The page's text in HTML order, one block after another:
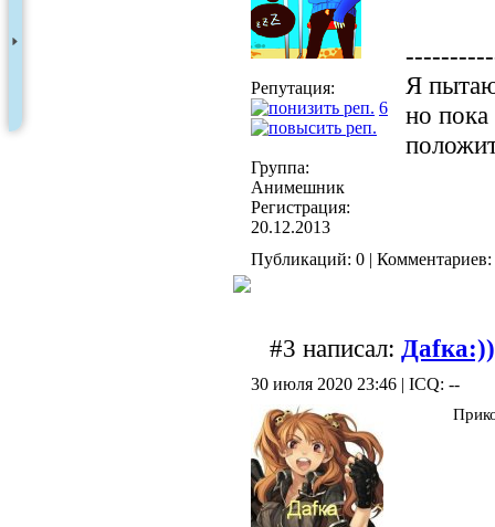
Репутация:
6
Группа:
Анимешник
Регистрация:
20.12.2013
Я
но пока
Публикаций: 0 | Комментариев:
#3 написал:
30 июля 2020 23:46 | ICQ: --